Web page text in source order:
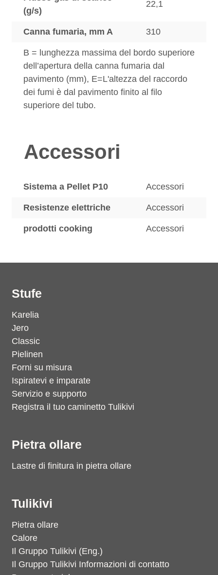
(g/s)
22,1
Canna fumaria, mm A 310
B = lunghezza massima del bordo superiore
dell’apertura della canna fumaria dal
pavimento (mm), E=L'altezza del raccordo
dei fumi è dal pavimento finito al filo
superiore del tubo.
Accessori
Sistema a Pellet P10 Accessori
Resistenze elettriche Accessori
prodotti cooking Accessori
Stufe
Karelia
Jero
Classic
Pielinen
Forni su misura
Ispiratevi e imparate
Servizio e supporto
Registra il tuo caminetto Tulikivi
Pietra ollare
Lastre di finitura in pietra ollare
Tulikivi
Pietra ollare
Calore
Il Gruppo Tulikivi (Eng.)
Il Gruppo Tulikivi Informazioni di contatto